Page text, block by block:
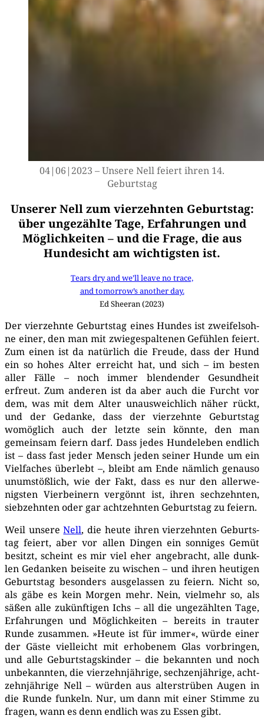
04|06|2023 – Unse­re Nell fei­ert ihren 14.
Geburtstag
Unserer Nell zum vierzehnten Geburtstag:
über ungezählte Tage, Erfahrungen und
Möglichkeiten – und die Frage, die aus
Hundesicht am wichtigsten ist.
Tears dry and we’ll lea­ve no trace,
and tomorrow’s ano­ther day.
Ed Sheeran (2023)
Der vier­zehn­te Geburts­tag eines Hun­des ist zwei­fels­oh­
ne einer, den man mit zwie­ge­spal­te­nen Gefüh­len fei­ert.
Zum einen ist da natür­lich die Freu­de, dass der Hund
ein so hohes Alter erreicht hat, und sich – im bes­ten
aller Fäl­le – noch immer blen­den­der Gesund­heit
erfreut. Zum ande­ren ist da aber auch die Furcht vor
dem, was mit dem Alter unaus­weich­lich näher rückt,
und der Gedan­ke, dass der vier­zehn­te Geburts­tag
womög­lich auch der letz­te sein könn­te, den man
gemein­sam fei­ern darf. Dass jedes Hun­de­le­ben end­lich
ist – dass fast jeder Mensch jeden sei­ner Hun­de um ein
Viel­fa­ches über­lebt –, bleibt am Ende näm­lich genau­so
unum­stöß­lich, wie der Fakt, dass es nur den aller­we­
nigs­ten Vier­bei­nern ver­gönnt ist, ihren sech­zehn­ten,
sieb­zehn­ten oder gar acht­zehn­ten Geburts­tag zu feiern.
Weil unse­reNell, die heu­te ihren vier­zehn­ten Geburts­
tag fei­ert, aber vor allen Din­gen ein son­ni­ges Gemüt
besitzt, scheint es mir viel eher ange­bracht, alle dunk­
len Gedan­ken bei­sei­te zu wischen – und ihren heu­ti­gen
Geburts­tag beson­ders aus­ge­las­sen zu fei­ern. Nicht so,
als gäbe es kein Mor­gen mehr. Nein, viel­mehr so, als
säßen alle zukünf­ti­gen Ichs – all die unge­zähl­ten Tage,
Erfah­run­gen und Mög­lich­kei­ten – bereits in trau­ter
Run­de zusam­men. »Heu­te ist für immer«, wür­de einer
der Gäs­te viel­leicht mit erho­be­nem Glas vor­brin­gen,
und alle Geburts­tags­kin­der – die bekann­ten und noch
unbe­kann­ten, die vier­zehn­jäh­ri­ge, sech­zen­jäh­ri­ge, acht­
zehn­jäh­ri­ge Nell – wür­den aus alters­t­rü­ben Augen in
die Run­de fun­keln. Nur, um dann mit einer Stim­me zu
fra­gen, wann es denn end­lich was zu Essen gibt.